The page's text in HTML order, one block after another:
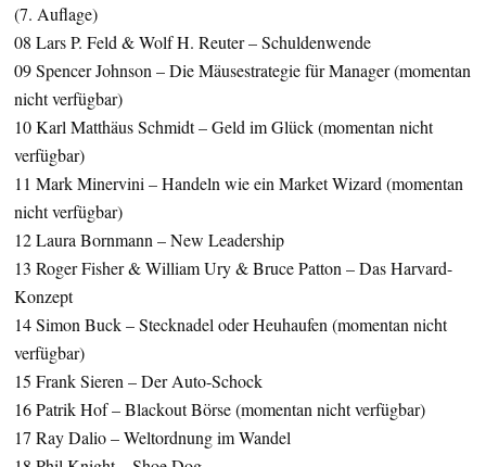
(7. Auflage)
08 Lars P. Feld & Wolf H. Reuter – Schuldenwende
09 Spencer Johnson – Die Mäusestrategie für Manager (momentan
nicht verfügbar)
10 Karl Matthäus Schmidt – Geld im Glück (momentan nicht
verfügbar)
11 Mark Minervini – Handeln wie ein Market Wizard (momentan
nicht verfügbar)
12 Laura Bornmann – New Leadership
13 Roger Fisher & William Ury & Bruce Patton – Das Harvard-
Konzept
14 Simon Buck – Stecknadel oder Heuhaufen (momentan nicht
verfügbar)
15 Frank Sieren – Der Auto-Schock
16 Patrik Hof – Blackout Börse (momentan nicht verfügbar)
17 Ray Dalio – Weltordnung im Wandel